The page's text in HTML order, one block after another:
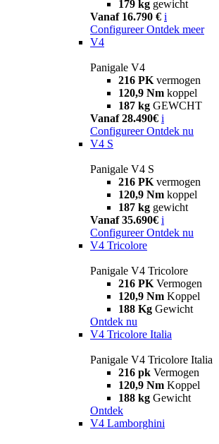
179 kg gewicht
Vanaf 16.790 € i
Configureer Ontdek meer
V4
Panigale V4
216 PK vermogen
120,9 Nm koppel
187 kg GEWCHT
Vanaf 28.490€ i
Configureer Ontdek nu
V4 S
Panigale V4 S
216 PK vermogen
120,9 Nm koppel
187 kg gewicht
Vanaf 35.690€ i
Configureer Ontdek nu
V4 Tricolore
Panigale V4 Tricolore
216 PK Vermogen
120,9 Nm Koppel
188 Kg Gewicht
Ontdek nu
V4 Tricolore Italia
Panigale V4 Tricolore Italia
216 pk Vermogen
120,9 Nm Koppel
188 kg Gewicht
Ontdek
V4 Lamborghini